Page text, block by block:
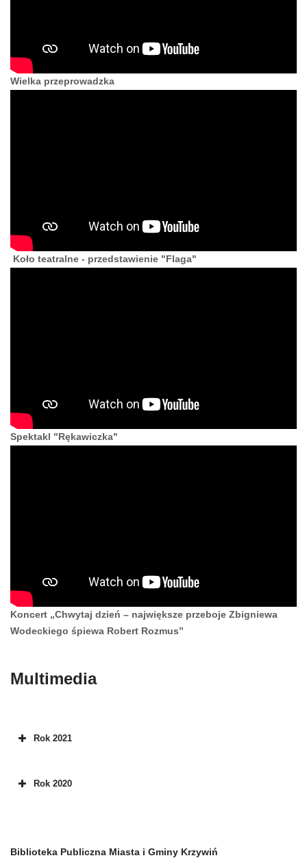
Wielka przeprowadzka
Koło teatralne - przedstawienie "Flaga"
Spektakl "Rękawiczka"
Koncert „Chwytaj dzień – największe przeboje Zbigniewa
Wodeckiego śpiewa Robert Rozmus”
Multimedia
Rok 2021
Rok 2020
Biblioteka Publiczna Miasta i Gminy Krzywiń